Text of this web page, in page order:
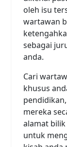
oleh isu
wartawan
sebagai
anda.
Cari
khusus
mereka
alamat
untuk